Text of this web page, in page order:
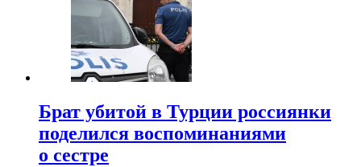
Брат убитой в Турции россиянки
поделился воспоминаниями
о сестре